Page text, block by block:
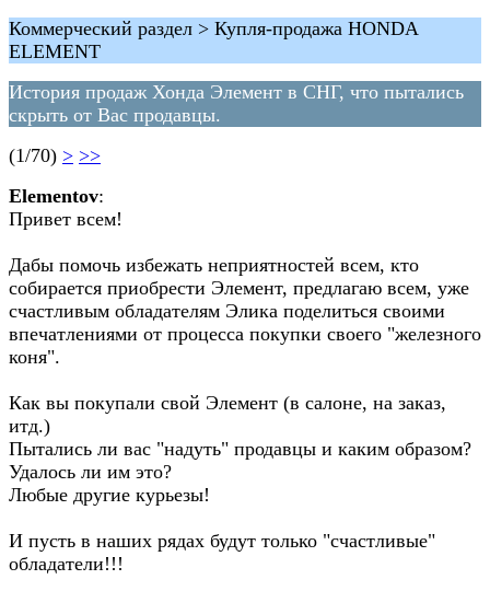
Коммерческий раздел > Купля-продажа HONDA
ELEMENT
История продаж Хонда Элемент в СНГ, что пытались
скрыть от Вас продавцы.
(1/70) > >>
Elementov:
Привет всем!
Дабы помочь избежать неприятностей всем, кто
собирается приобрести Элемент, предлагаю всем, уже
счастливым обладателям Элика поделиться своими
впечатлениями от процесса покупки своего "железного
коня".
Как вы покупали свой Элемент (в салоне, на заказ,
итд.)
Пытались ли вас "надуть" продавцы и каким образом?
Удалось ли им это?
Любые другие курьезы!
И пусть в наших рядах будут только "счастливые"
обладатели!!!